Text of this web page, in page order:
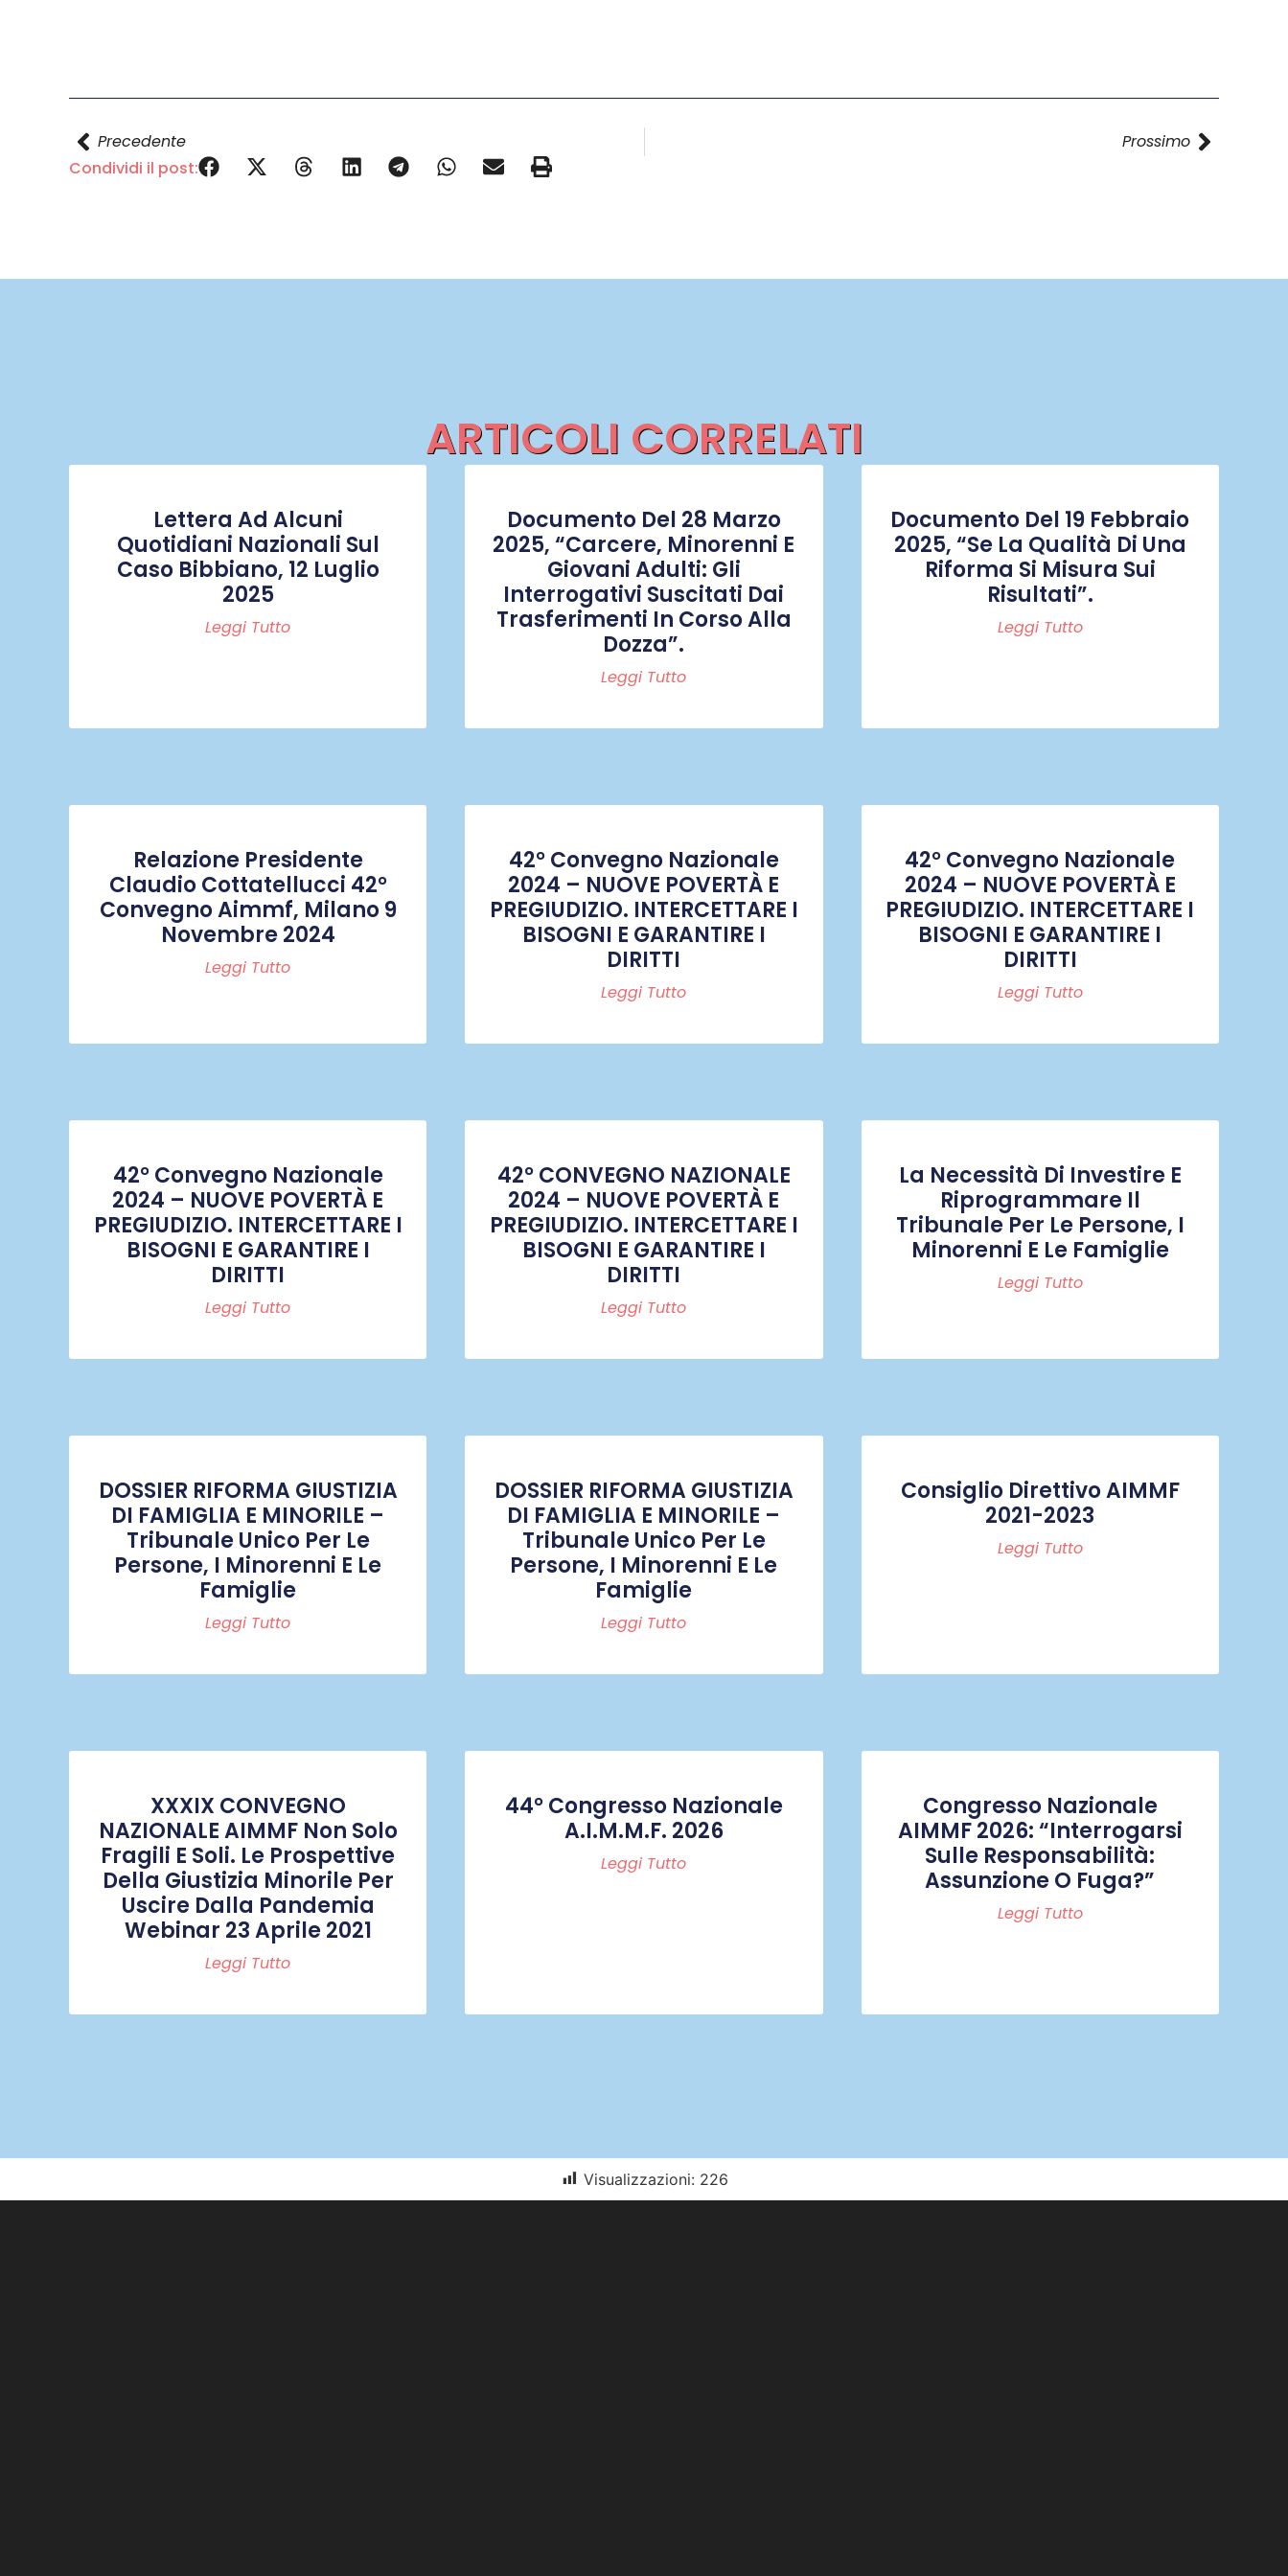
Precedente
Prossimo
Condividi il post:
ARTICOLI CORRELATI
Lettera Ad Alcuni
Quotidiani Nazionali Sul
Caso Bibbiano, 12 Luglio
2025
Leggi Tutto
Documento Del 28 Marzo
2025, “Carcere, Minorenni E
Giovani Adulti: Gli
Interrogativi Suscitati Dai
Trasferimenti In Corso Alla
Dozza”.
Leggi Tutto
Documento Del 19 Febbraio
2025, “Se La Qualità Di Una
Riforma Si Misura Sui
Risultati”.
Leggi Tutto
Relazione Presidente
Claudio Cottatellucci 42°
Convegno Aimmf, Milano 9
Novembre 2024
Leggi Tutto
42° Convegno Nazionale
2024 – NUOVE POVERTÀ E
PREGIUDIZIO. INTERCETTARE I
BISOGNI E GARANTIRE I
DIRITTI
Leggi Tutto
42° Convegno Nazionale
2024 – NUOVE POVERTÀ E
PREGIUDIZIO. INTERCETTARE I
BISOGNI E GARANTIRE I
DIRITTI
Leggi Tutto
42° Convegno Nazionale
2024 – NUOVE POVERTÀ E
PREGIUDIZIO. INTERCETTARE I
BISOGNI E GARANTIRE I
DIRITTI
Leggi Tutto
42° CONVEGNO NAZIONALE
2024 – NUOVE POVERTÀ E
PREGIUDIZIO. INTERCETTARE I
BISOGNI E GARANTIRE I
DIRITTI
Leggi Tutto
La Necessità Di Investire E
Riprogrammare Il
Tribunale Per Le Persone, I
Minorenni E Le Famiglie
Leggi Tutto
DOSSIER RIFORMA GIUSTIZIA
DI FAMIGLIA E MINORILE –
Tribunale Unico Per Le
Persone, I Minorenni E Le
Famiglie
Leggi Tutto
DOSSIER RIFORMA GIUSTIZIA
DI FAMIGLIA E MINORILE –
Tribunale Unico Per Le
Persone, I Minorenni E Le
Famiglie
Leggi Tutto
Consiglio Direttivo AIMMF
2021-2023
Leggi Tutto
XXXIX CONVEGNO
NAZIONALE AIMMF Non Solo
Fragili E Soli. Le Prospettive
Della Giustizia Minorile Per
Uscire Dalla Pandemia
Webinar 23 Aprile 2021
Leggi Tutto
44° Congresso Nazionale
A.I.M.M.F. 2026
Leggi Tutto
Congresso Nazionale
AIMMF 2026: “Interrogarsi
Sulle Responsabilità:
Assunzione O Fuga?”
Leggi Tutto
Visualizzazioni: 226